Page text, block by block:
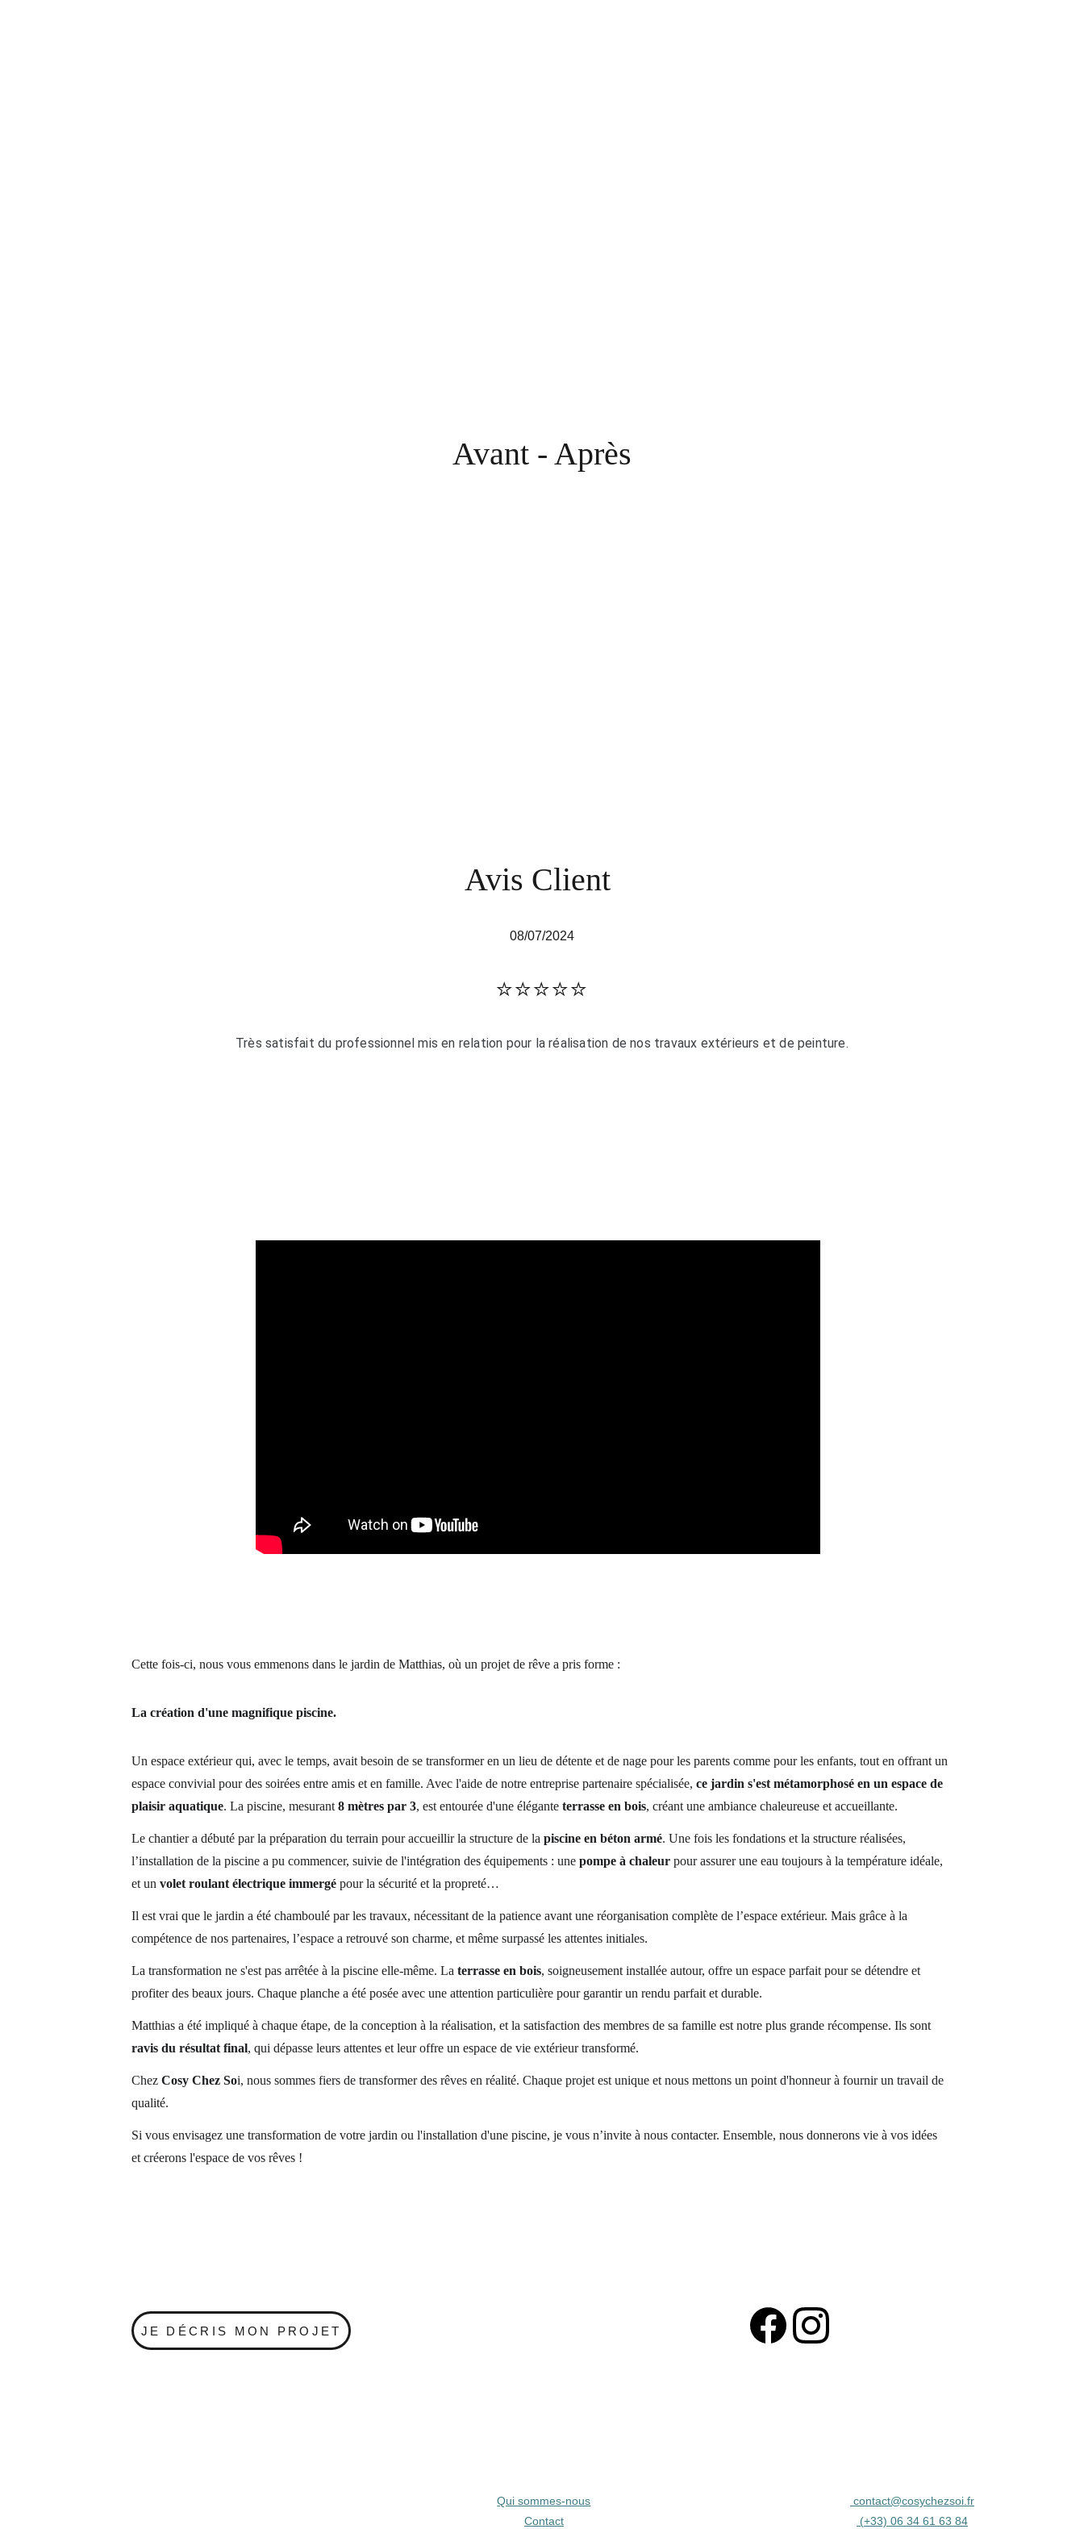
Avant - Après
Avis Client
08/07/2024
⭐️⭐️⭐️⭐️⭐️
Très satisfait du professionnel mis en relation pour la réalisation de nos travaux extérieurs et de peinture.
Cette fois-ci, nous vous emmenons dans le jardin de Matthias, où un projet de rêve a pris forme :
La création d'une magnifique piscine.
Un espace extérieur qui, avec le temps, avait besoin de se transformer en un lieu de détente et de nage pour les parents comme pour les enfants, tout en offrant un
espace convivial pour des soirées entre amis et en famille. Avec l'aide de notre entreprise partenaire spécialisée, ce jardin s'est métamorphosé en un espace de
plaisir aquatique. La piscine, mesurant 8 mètres par 3, est entourée d'une élégante terrasse en bois, créant une ambiance chaleureuse et accueillante.
Le chantier a débuté par la préparation du terrain pour accueillir la structure de la piscine en béton armé. Une fois les fondations et la structure réalisées,
l’installation de la piscine a pu commencer, suivie de l'intégration des équipements : une pompe à chaleur pour assurer une eau toujours à la température idéale,
et un volet roulant électrique immergé pour la sécurité et la propreté…
Il est vrai que le jardin a été chamboulé par les travaux, nécessitant de la patience avant une réorganisation complète de l’espace extérieur. Mais grâce à la
compétence de nos partenaires, l’espace a retrouvé son charme, et même surpassé les attentes initiales.
La transformation ne s'est pas arrêtée à la piscine elle-même. La terrasse en bois, soigneusement installée autour, offre un espace parfait pour se détendre et
profiter des beaux jours. Chaque planche a été posée avec une attention particulière pour garantir un rendu parfait et durable.
Matthias a été impliqué à chaque étape, de la conception à la réalisation, et la satisfaction des membres de sa famille est notre plus grande récompense. Ils sont
ravis du résultat final, qui dépasse leurs attentes et leur offre un espace de vie extérieur transformé.
Chez Cosy Chez Soi, nous sommes fiers de transformer des rêves en réalité. Chaque projet est unique et nous mettons un point d'honneur à fournir un travail de
qualité.
Si vous envisagez une transformation de votre jardin ou l'installation d'une piscine, je vous n’invite à nous contacter. Ensemble, nous donnerons vie à vos idées
et créerons l'espace de vos rêves !
JE DÉCRIS MON PROJET
Qui sommes-nous
Contact
contact@cosychezsoi.fr
(+33) 06 34 61 63 84